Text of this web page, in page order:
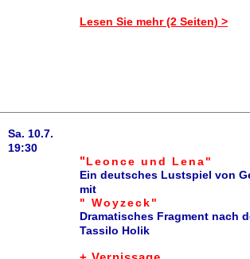
Lesen Sie mehr (2 Seiten) >
Sa. 10.7.
19:30
"Leonce und Lena"
Ein deutsches Lustspiel von
mit
" Woyzeck"
Dramatisches Fragment nach
Tassilo Holik